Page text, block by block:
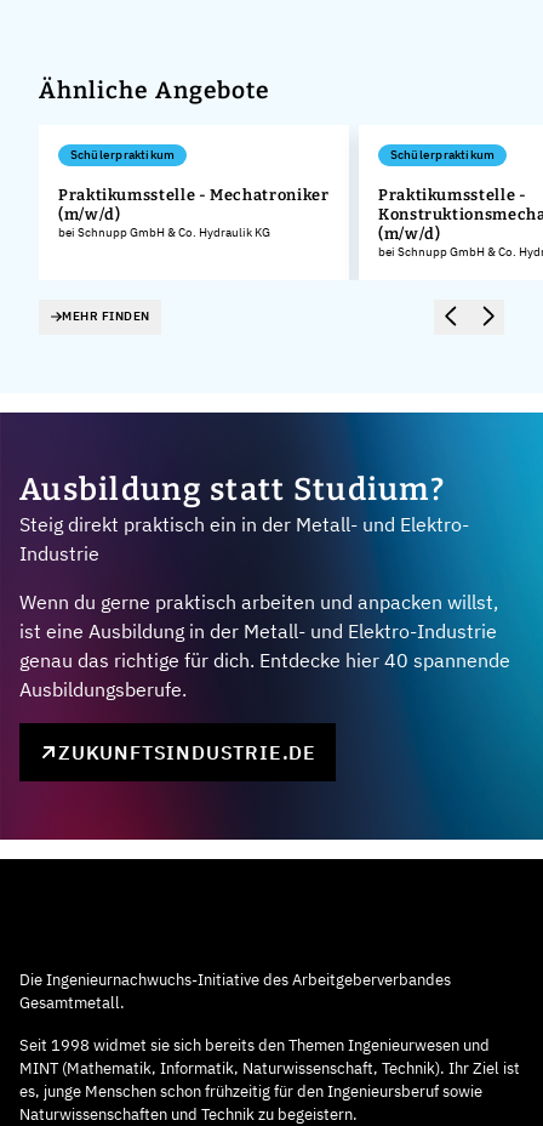
Ähnliche Angebote
Schülerpraktikum
Praktikumsstelle - Mechatroniker
(m/w/d)
bei Schnupp GmbH & Co. Hydraulik KG
Schülerpraktikum
Praktikumsstelle -
(m/w/d)
bei Schnupp GmbH & Co.
MEHR FINDEN
Ausbildung statt Studium?
Steig direkt praktisch ein in der Metall- und Elektro-
Industrie
Wenn du gerne praktisch arbeiten und anpacken willst,
ist eine Ausbildung in der Metall- und Elektro-Industrie
genau das richtige für dich. Entdecke hier 40 spannende
Ausbildungsberufe.
ZUKUNFTSINDUSTRIE.DE
Die Ingenieurnachwuchs-Initiative des Arbeitgeberverbandes
Gesamtmetall.
Seit 1998 widmet sie sich bereits den Themen Ingenieurwesen und
MINT (Mathematik, Informatik, Naturwissenschaft, Technik). Ihr Ziel ist
es, junge Menschen schon frühzeitig für den Ingenieursberuf sowie
Naturwissenschaften und Technik zu begeistern.